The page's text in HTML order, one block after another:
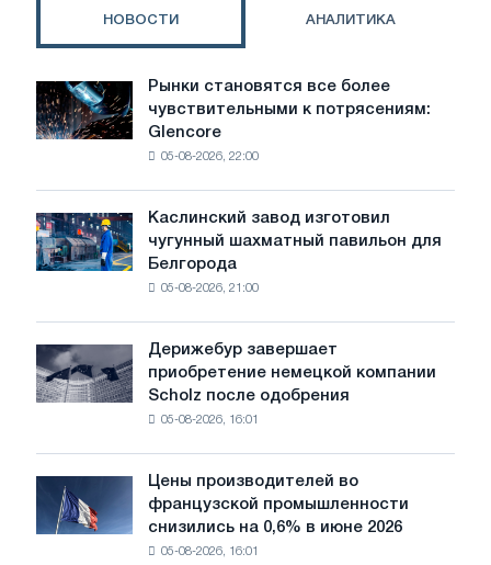
НОВОСТИ АНАЛИТИКА
Рынки
становятся
все
потрясениям:
Glencore
Рынки становятся все более
чувствительными к потрясениям:
Glencore
05-08-2026, 22:00
Каслинский
завод
изготовил
для
Белгорода
Каслинский завод изготовил
чугунный шахматный павильон для
Белгорода
05-08-2026, 21:00
Дерижебур
завершает
приобретение
после
одобрения
Европейской
Дерижебур завершает
приобретение немецкой компании
Scholz после одобрения
05-08-2026, 16:01
Цены
производителей
во
Цены производителей во
французской промышленности
снизились на 0,6% в июне 2026
05-08-2026, 16:01